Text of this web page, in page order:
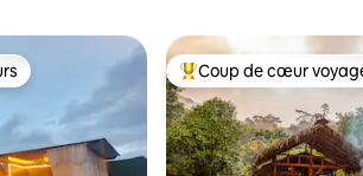
Coups de cœur
Coup de cœur